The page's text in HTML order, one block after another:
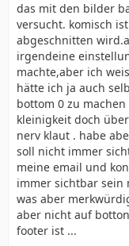
das mit den bilder
versucht. komisch
abgeschnitten
irgendeine
machte,aber ich
hätte ich ja auch
bottom 0 zu
kleinigkeit doch
nerv klaut . habe
soll nicht immer
meine email und
immer sichtbar sein
was aber
aber nicht auf
footer ist ...